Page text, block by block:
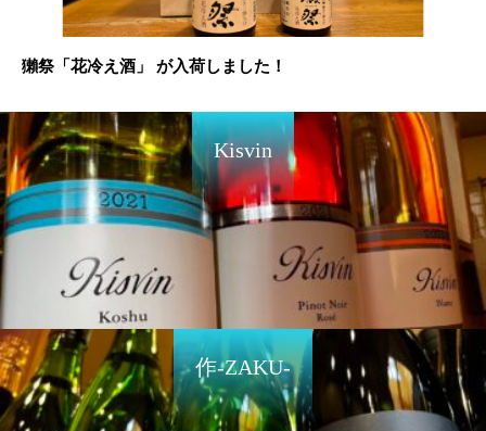
獺祭「花冷え酒」 が入荷しました！
Kisvin
作-ZAKU-